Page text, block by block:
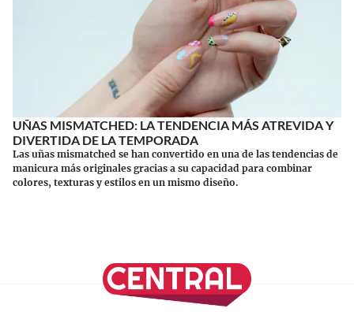
UÑAS MISMATCHED: LA TENDENCIA MÁS ATREVIDA Y
DIVERTIDA DE LA TEMPORADA
Las uñas mismatched se han convertido en una de las tendencias de
manicura más originales gracias a su capacidad para combinar
colores, texturas y estilos en un mismo diseño.